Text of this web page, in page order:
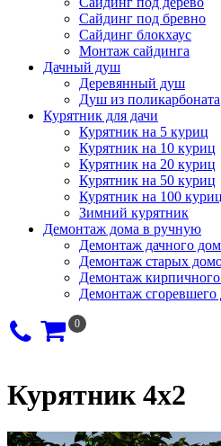
Сайдинг под бревно
Сайдинг блокхаус
Монтаж сайдинга
Дачный душ
Деревянный душ
Душ из поликарбоната
Курятник для дачи
Курятник на 5 куриц
Курятник на 10 куриц
Курятник на 20 куриц
Курятник на 50 куриц
Курятник на 100 куриц
Зимний курятник
Демонтаж дома в ручную
Демонтаж дачного
Демонтаж старых
Демонтаж
Демонтаж сгоревшего
0
Курятник 4х2